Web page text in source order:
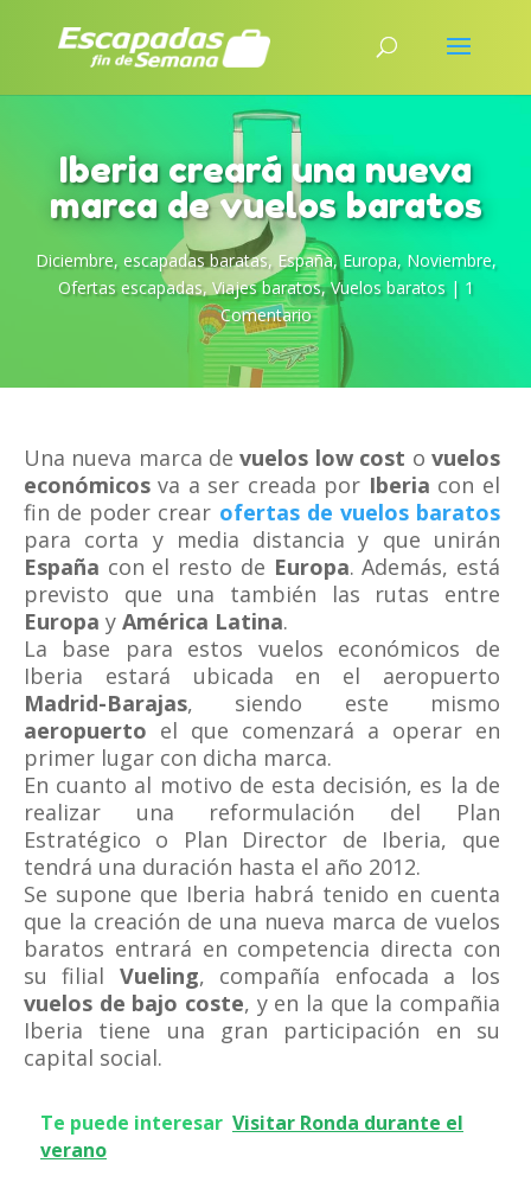
Iberia creará una nueva
marca de vuelos baratos
Diciembre, escapadas baratas, España,Europa, Noviembre,
Ofertas escapadas, Viajes baratos,Vuelos baratos| 1
Comentario
Una nueva marca devuelos low cost o vuelos
económicos va a ser creada por Iberia con el
fin de poder crear ofertas de vuelos baratos
para corta y media distancia y que unirán
España con el resto de Europa. Además, está
previsto que una también las rutas entre
Europa y América Latina.
La base para estos vuelos económicos de
Iberia estará ubicada en el aeropuerto
Madrid-Barajas, siendo este mismo
aeropuerto el que comenzará a operar en
primer lugar con dicha marca.
En cuanto al motivo de esta decisión, es la de
realizar una reformulación del Plan
Estratégico o Plan Director de Iberia, que
tendrá una duración hasta el año 2012.
Se supone que Iberia habrá tenido en cuenta
que la creación de una nueva marca de vuelos
baratos entrará en competencia directa con
su filial Vueling, compañía enfocada a los
vuelos de bajo coste, y en la que la compañia
Iberia tiene una gran participación en su
capital social.
Te puede interesar Visitar Ronda durante el
verano